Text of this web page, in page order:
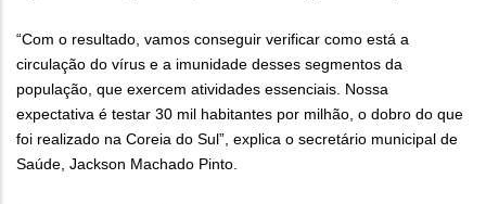
“Com o resultado, vamos conseguir verificar como está a
circulação do vírus e a imunidade desses segmentos da
população, que exercem atividades essenciais. Nossa
expectativa é testar 30 mil habitantes por milhão, o dobro do que
foi realizado na Coreia do Sul”, explica o secretário municipal de
Saúde, Jackson Machado Pinto.